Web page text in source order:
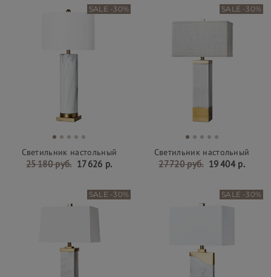
Светильник настольный
25 180 руб. 17 626 р.
SALE -30%
Светильник настольный
27 720 руб. 19 404 р.
SALE -30%
SALE -30% SALE -30%